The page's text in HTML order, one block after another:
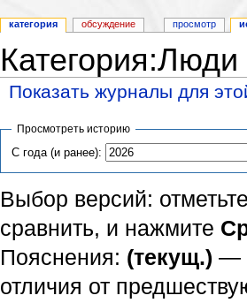
Показать журналы для
Просмотреть историю
С года (и ранее):
Выбор версий:
сравнить, и нажмите
Пояснения: (текущ.) —
отличия от
категория обсуждение просмотр